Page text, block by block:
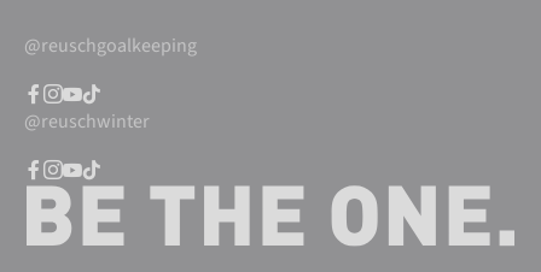
@reuschgoalkeeping
@reuschwinter